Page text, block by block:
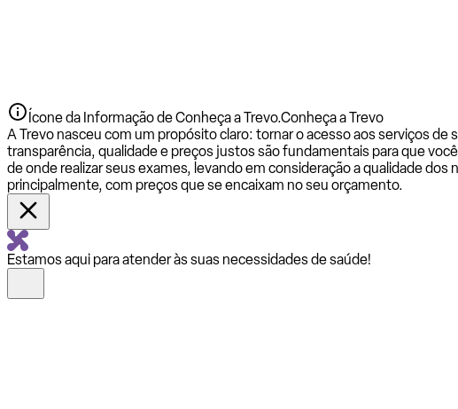
Ícone da Informação de Conheça a Trevo.Conheça a Trevo
A Trevo nasceu com um propósito claro: tornar o acesso aos serviços
transparência, qualidade e preços justos são fundamentais para que
de onde realizar seus exames, levando em consideração a qualidade
principalmente, com preços que se encaixam no seu orçamento.
Estamos aqui para atender às suas necessidades de saúde!